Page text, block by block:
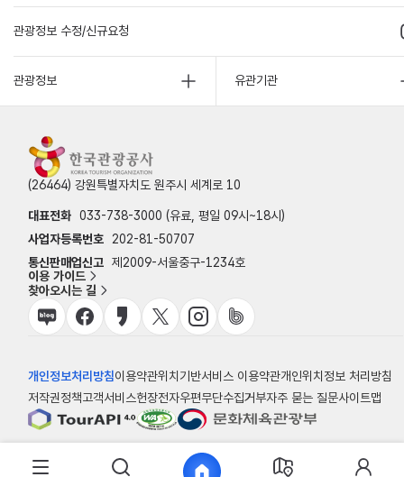
관광정보 수정/신규요청
관광정보 유관기관
(26464) 강원특별자치도 원주시 세계로 10
대표전화 033-738-3000 (유료, 평일 09시~18시)
사업자등록번호
202-81-50707
통신판매업신고 제2009-서울중구-1234호
이용 가이드
찾아오시는 길
개인정보처리방침이용약관위치기반서비스 이용약관개인위치정보 처리방침
저작권정책고객서비스헌장전자우편무단수집거부자주 묻는 질문사이트맵
© 한국관광공사